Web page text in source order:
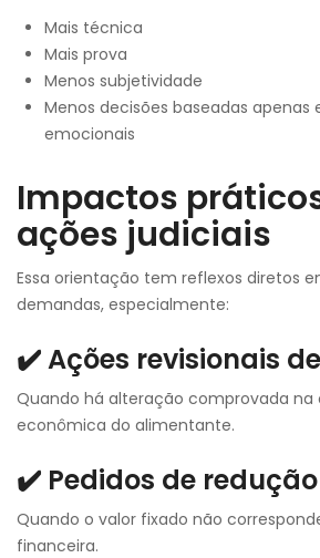
Mais técnica
Mais prova
Menos subjetividade
Menos decisões baseadas apenas
emocionais
Impactos
ações judiciais
Essa orientação tem reflexos diretos
demandas, especialmente:
✔️ Ações revisionais
Quando há alteração comprovada na
econômica do alimentante.
✔️ Pedidos de
Quando o valor fixado não
financeira.